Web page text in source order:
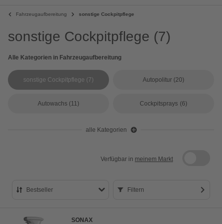
Fahrzeugaufbereitung sonstige Cockpitpflege
sonstige Cockpitpflege (7)
Alle Kategorien in Fahrzeugaufbereitung
sonstige Cockpitpflege (7) Autopolitur (20)
Autowachs (11) Cockpitsprays (6)
alle Kategorien
Verfügbar in meinem Markt
Bestseller Filtern
SONAX